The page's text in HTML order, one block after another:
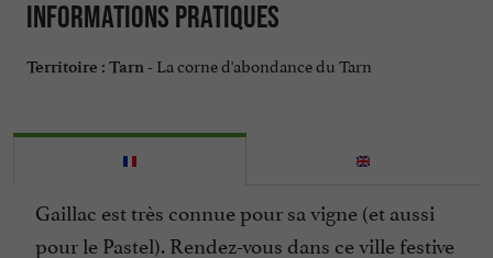
Informations pratiques
Territoire : Tarn - La corne d'abondance du Tarn
Gaillac est très connue pour sa vigne (et aussi
pour le Pastel). Rendez-vous dans ce ville festive